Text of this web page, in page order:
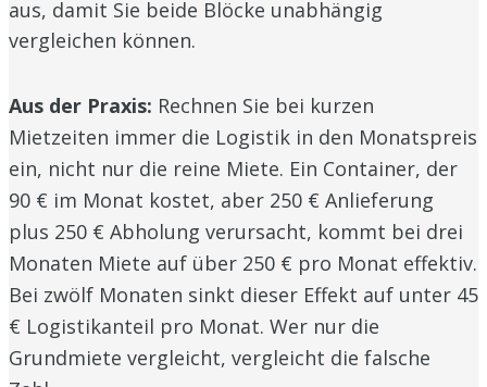
aus, damit Sie beide Blöcke unabhängig
vergleichen können.
Aus der Praxis: Rechnen Sie bei kurzen
Mietzeiten immer die Logistik in den Monatspreis
ein, nicht nur die reine Miete. Ein Container, der
90 € im Monat kostet, aber 250 € Anlieferung
plus 250 € Abholung verursacht, kommt bei drei
Monaten Miete auf über 250 € pro Monat effektiv.
Bei zwölf Monaten sinkt dieser Effekt auf unter 45
€ Logistikanteil pro Monat. Wer nur die
Grundmiete vergleicht, vergleicht die falsche